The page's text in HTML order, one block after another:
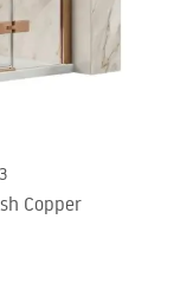
Copper